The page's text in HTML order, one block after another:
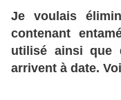
Je voulais
contenant
utilisé ainsi que
arrivent à date.